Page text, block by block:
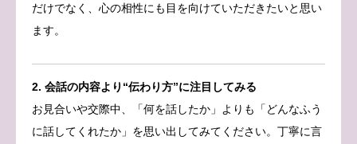
だけでなく、心の相性にも目を向けていただきたいと思い
ます。
2. 会話の内容より“伝わり方”に注目してみる
お見合いや交際中、「何を話したか」よりも「どんなふう
に話してくれたか」を思い出してみてください。丁寧に言